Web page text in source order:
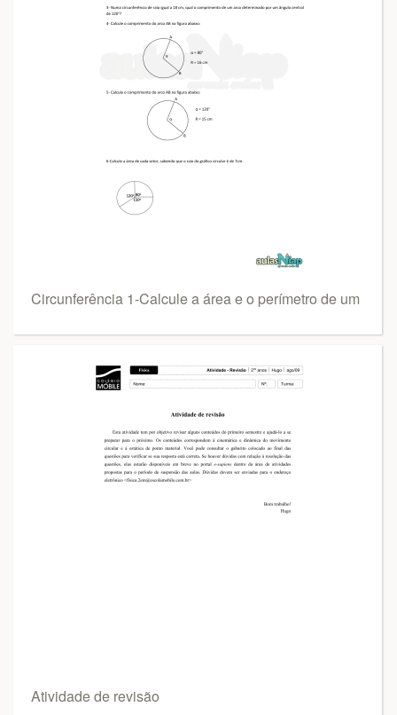
Circunferência 1-Calcule a área e o perímetro de um
Atividade de revisão